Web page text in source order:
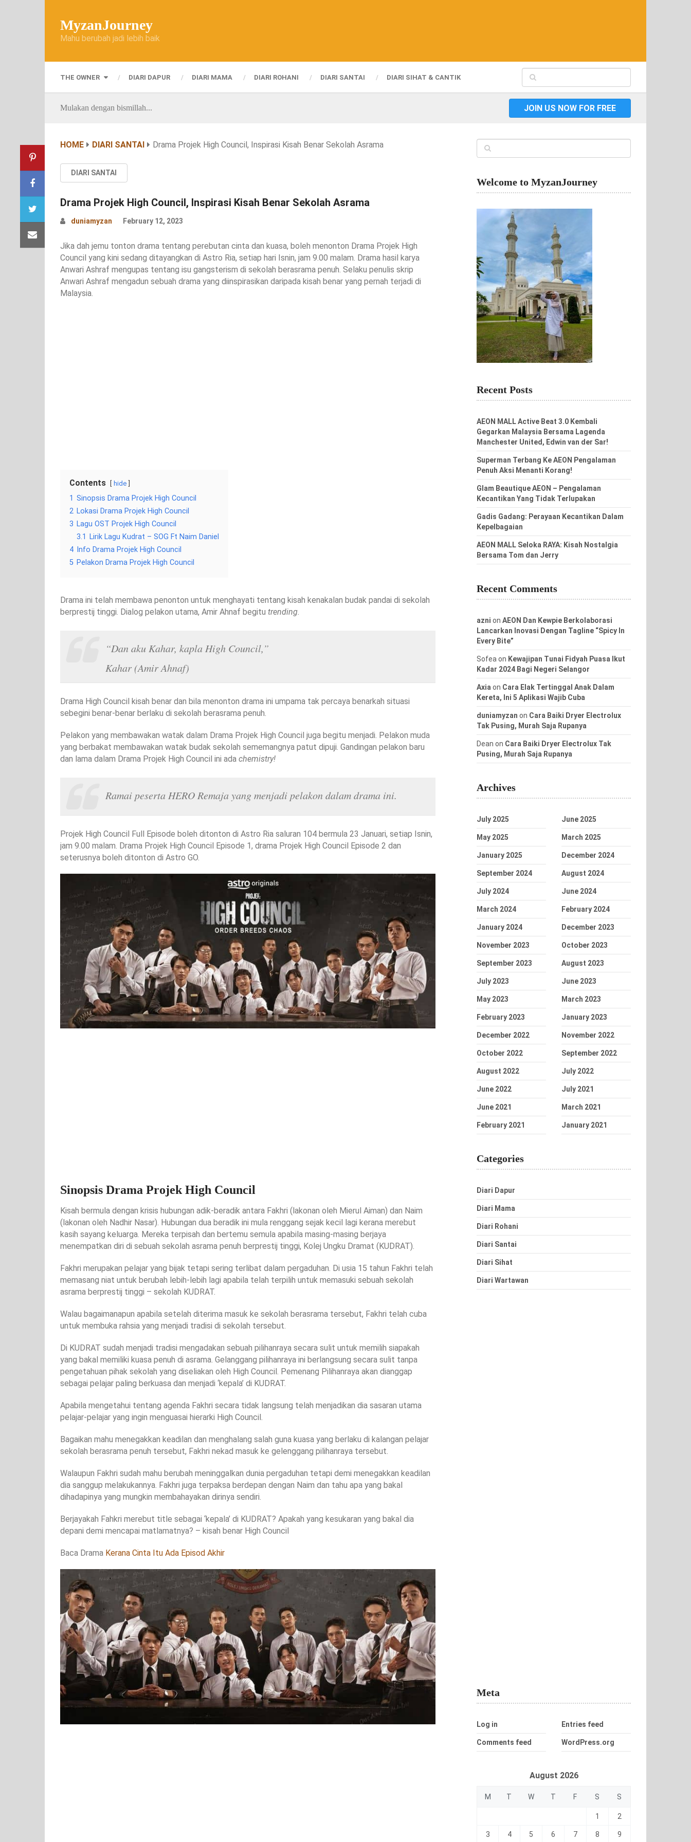
MyzanJourney
Mahu berubah jadi lebih baik
THE OWNER DIARI DAPUR DIARI MAMA DIARI ROHANI DIARI SANTAI DIARI SIHAT & CANTIK
Mulakan dengan bismillah... JOIN US NOW FOR FREE
HOME DIARI SANTAI Drama Projek High Council, Inspirasi Kisah Benar Sekolah Asrama
DIARI SANTAI
Drama Projek High Council, Inspirasi Kisah Benar Sekolah Asrama
duniamyzan February 12, 2023
Jika dah jemu tonton drama tentang perebutan cinta dan kuasa, boleh menonton Drama Projek High
Council yang kini sedang ditayangkan di Astro Ria, setiap hari Isnin, jam 9.00 malam. Drama hasil karya
Anwari Ashraf mengupas tentang isu gangsterism di sekolah berasrama penuh. Selaku penulis skrip
Anwari Ashraf mengadun sebuah drama yang diinspirasikan daripada kisah benar yang pernah terjadi di
Malaysia.
Contents hide
1 Sinopsis Drama Projek High Council
2 Lokasi Drama Projek High Council
3 Lagu OST Projek High Council
3.1
Lirik Lagu Kudrat – SOG Ft Naim Daniel
4 Info Drama Projek High Council
5 Pelakon Drama Projek High Council
Drama ini telah membawa penonton untuk menghayati tentang kisah kenakalan budak pandai di sekolah
berprestij tinggi. Dialog pelakon utama, Amir Ahnaf begitu trending.
“Dan aku Kahar, kapla High Council,”
Kahar (Amir Ahnaf)
Drama High Council kisah benar dan bila menonton drama ini umpama tak percaya benarkah situasi
sebegini benar-benar berlaku di sekolah berasrama penuh.
Pelakon yang membawakan watak dalam Drama Projek High Council juga begitu menjadi. Pelakon muda
yang berbakat membawakan watak budak sekolah sememangnya patut dipuji. Gandingan pelakon baru
dan lama dalam Drama Projek High Council ini ada chemistry!
Ramai peserta HERO Remaja yang menjadi pelakon dalam drama ini.
Projek High Council Full Episode boleh ditonton di Astro Ria saluran 104 bermula 23 Januari, setiap Isnin,
jam 9.00 malam. Drama Projek High Council Episode 1, drama Projek High Council Episode 2 dan
seterusnya boleh ditonton di Astro GO.
Sinopsis Drama Projek High Council
Kisah bermula dengan krisis hubungan adik-beradik antara Fakhri (lakonan oleh Mierul Aiman) dan Naim
(lakonan oleh Nadhir Nasar). Hubungan dua beradik ini mula renggang sejak kecil lagi kerana merebut
kasih sayang keluarga. Mereka terpisah dan bertemu semula apabila masing-masing berjaya
menempatkan diri di sebuah sekolah asrama penuh berprestij tinggi, Kolej Ungku Dramat (KUDRAT).
Fakhri merupakan pelajar yang bijak tetapi sering terlibat dalam pergaduhan. Di usia 15 tahun Fakhri telah
memasang niat untuk berubah lebih-lebih lagi apabila telah terpilih untuk memasuki sebuah sekolah
asrama berprestij tinggi – sekolah KUDRAT.
Walau bagaimanapun apabila setelah diterima masuk ke sekolah berasrama tersebut, Fakhri telah cuba
untuk membuka rahsia yang menjadi tradisi di sekolah tersebut.
Di KUDRAT sudah menjadi tradisi mengadakan sebuah pilihanraya secara sulit untuk memilih siapakah
yang bakal memiliki kuasa penuh di asrama. Gelanggang pilihanraya ini berlangsung secara sulit tanpa
pengetahuan pihak sekolah yang diseliakan oleh High Council. Pemenang Pilihanraya akan dianggap
sebagai pelajar paling berkuasa dan menjadi ‘kepala’ di KUDRAT.
Apabila mengetahui tentang agenda Fakhri secara tidak langsung telah menjadikan dia sasaran utama
pelajar-pelajar yang ingin menguasai hierarki High Council.
Bagaikan mahu menegakkan keadilan dan menghalang salah guna kuasa yang berlaku di kalangan pelajar
sekolah berasrama penuh tersebut, Fakhri nekad masuk ke gelenggang pilihanraya tersebut.
Walaupun Fakhri sudah mahu berubah meninggalkan dunia pergaduhan tetapi demi menegakkan keadilan
dia sanggup melakukannya. Fakhri juga terpaksa berdepan dengan Naim dan tahu apa yang bakal
dihadapinya yang mungkin membahayakan dirinya sendiri.
Berjayakah Fahkri merebut title sebagai ‘kepala’ di KUDRAT? Apakah yang kesukaran yang bakal dia
depani demi mencapai matlamatnya? – kisah benar High Council
Baca Drama Kerana Cinta Itu Ada Episod Akhir
Welcome to MyzanJourney
Recent Posts
AEON MALL Active Beat 3.0 Kembali
Gegarkan Malaysia Bersama Lagenda
Manchester United, Edwin van der Sar!
Superman Terbang Ke AEON Pengalaman
Penuh Aksi Menanti Korang!
Glam Beautique AEON – Pengalaman
Kecantikan Yang Tidak Terlupakan
Gadis Gadang: Perayaan Kecantikan Dalam
Kepelbagaian
AEON MALL Seloka RAYA: Kisah Nostalgia
Bersama Tom dan Jerry
Recent Comments
azni on AEON Dan Kewpie Berkolaborasi
Lancarkan Inovasi Dengan Tagline “Spicy In
Every Bite”
Sofea on Kewajipan Tunai Fidyah Puasa Ikut
Kadar 2024 Bagi Negeri Selangor
Axia on Cara Elak Tertinggal Anak Dalam
Kereta, Ini 5 Aplikasi Wajib Cuba
duniamyzan on Cara Baiki Dryer Electrolux
Tak Pusing, Murah Saja Rupanya
Dean on Cara Baiki Dryer Electrolux Tak
Pusing, Murah Saja Rupanya
Archives
July 2025 June 2025
May 2025 March 2025
January 2025 December 2024
September 2024 August 2024
July 2024 June 2024
March 2024 February 2024
January 2024 December 2023
November 2023 October 2023
September 2023 August 2023
July 2023 June 2023
May 2023 March 2023
February 2023 January 2023
December 2022 November 2022
October 2022 September 2022
August 2022 July 2022
June 2022 July 2021
June 2021 March 2021
February 2021 January 2021
Categories
Diari Dapur
Diari Mama
Diari Rohani
Diari Santai
Diari Sihat
Diari Wartawan
Meta
Log in Entries feed
Comments feed WordPress.org
August 2026
M T W T F S S
1 2
3 4 5 6 7 8 9